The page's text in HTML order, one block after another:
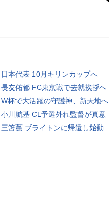
日本代表 10月キリンカップへ
長友佑都 FC東京戦で去就挨拶へ
W杯で大活躍の守護神、新天地へ
小川航基 CL予選外れ監督が真意
三笘薫 ブライトンに帰還し始動